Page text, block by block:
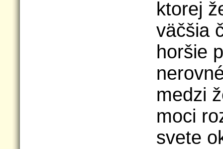
ktorej
väčšia
horšie
medzi
moci
svete